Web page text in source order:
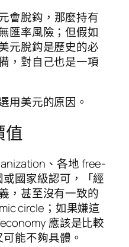
會脫鈎，那麼持有
匯率風險；但假如
元脫鈎是歷史的必
，對自己也是一項
用美元的原因。
值
、各地 free-
國家級認可，「經
，甚至沒有一致的
circle ；如果嫌這
economy應該是比較
能不夠具體。